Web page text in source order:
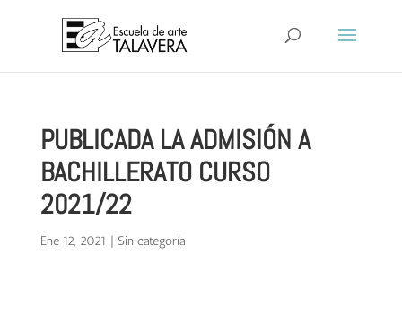
PUBLICADA LA ADMISIÓN A
BACHILLERATO CURSO
2021/22
Ene 12, 2021 | Sin categoría